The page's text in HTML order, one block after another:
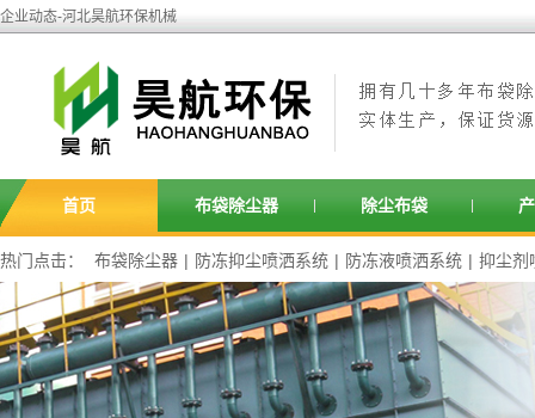
企业动态-河北昊航环保机械
首页 布袋除尘器 除尘布袋
热门点击： 布袋除尘器 | 防冻抑尘喷洒系统 | 防冻液喷洒系统 | 抑尘剂